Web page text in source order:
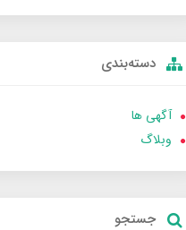
دسته‌بندی
آگهی ها
وبلاگ
جستجو